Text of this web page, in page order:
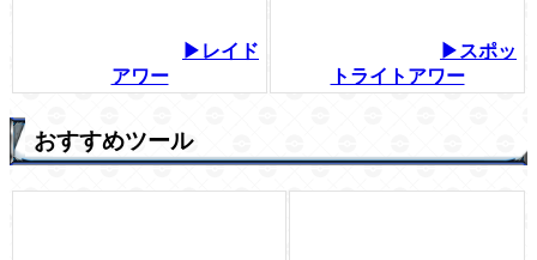
▶レイド
アワー
▶スポッ
トライトアワー
おすすめツール